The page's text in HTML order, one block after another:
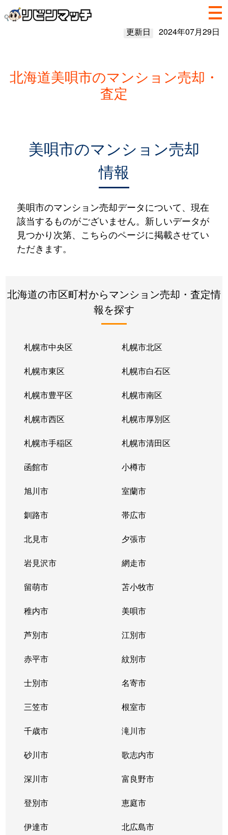
更新日 2024年07月29日
北海道美唄市のマンション売却・
査定
美唄市のマンション売却
情報
美唄市のマンション売却データについて、現在
該当するものがございません。新しいデータが
見つかり次第、こちらのページに掲載させてい
ただきます。
北海道の市区町村からマンション売却・査定情
報を探す
札幌市中央区 札幌市北区
札幌市東区 札幌市白石区
札幌市豊平区 札幌市南区
札幌市西区 札幌市厚別区
札幌市手稲区 札幌市清田区
函館市 小樽市
旭川市 室蘭市
釧路市 帯広市
北見市 夕張市
岩見沢市 網走市
留萌市 苫小牧市
稚内市 美唄市
芦別市 江別市
赤平市 紋別市
士別市 名寄市
三笠市 根室市
千歳市 滝川市
砂川市 歌志内市
深川市 富良野市
登別市 恵庭市
伊達市 北広島市